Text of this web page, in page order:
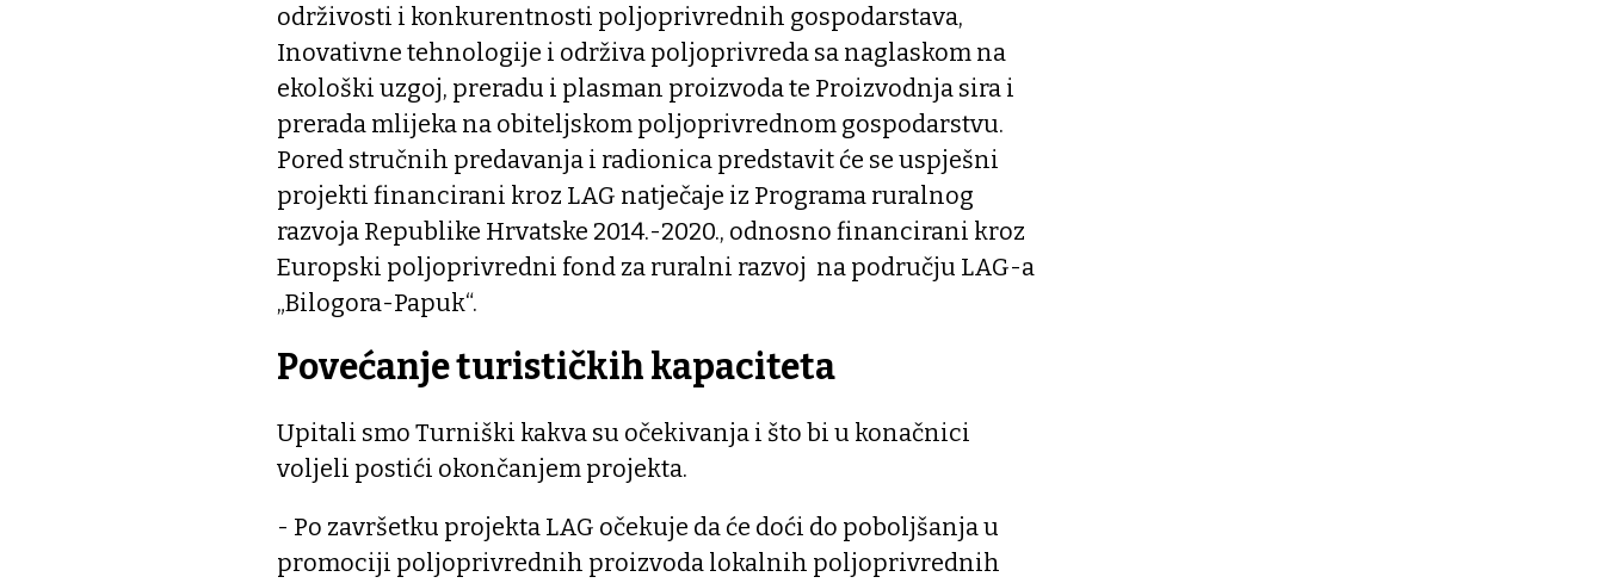
održivosti i konkurentnosti poljoprivrednih gospodarstava,
Inovativne tehnologije i održiva poljoprivreda sa naglaskom na
ekološki uzgoj, preradu i plasman proizvoda te Proizvodnja sira i
prerada mlijeka na obiteljskom poljoprivrednom gospodarstvu.
Pored stručnih predavanja i radionica predstavit će se uspješni
projekti financirani kroz LAG natječaje iz Programa ruralnog
razvoja Republike Hrvatske 2014.-2020., odnosno financirani kroz
Europski poljoprivredni fond za ruralni razvoj na području LAG-a
„Bilogora-Papuk“.
Povećanje turističkih kapaciteta
Upitali smo Turniški kakva su očekivanja i što bi u konačnici
voljeli postići okončanjem projekta.
- Po završetku projekta LAG očekuje da će doći do poboljšanja u
promociji poljoprivrednih proizvoda lokalnih poljoprivrednih